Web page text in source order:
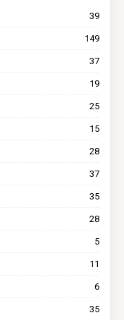
39
149
37
19
25
15
28
37
35
28
5
11
6
35